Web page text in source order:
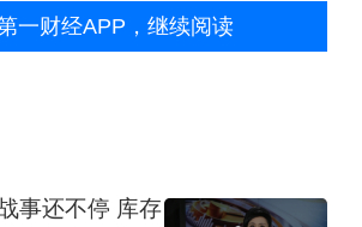
一财经APP，继续阅读
事还不停 库存